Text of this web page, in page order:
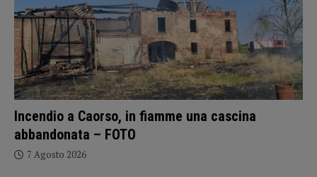
Incendio a Caorso, in fiamme una cascina
abbandonata – FOTO
7 Agosto 2026